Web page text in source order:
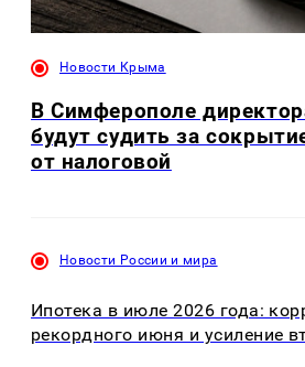
Новости Крыма
В Симферополе
будут судить за
от налоговой
Новости России и мира
Ипотека в июле 2026 года:
рекордного июня и усиление